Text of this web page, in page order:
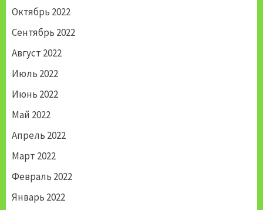
Октябрь 2022
Сентябрь 2022
Август 2022
Июль 2022
Июнь 2022
Май 2022
Апрель 2022
Март 2022
Февраль 2022
Январь 2022